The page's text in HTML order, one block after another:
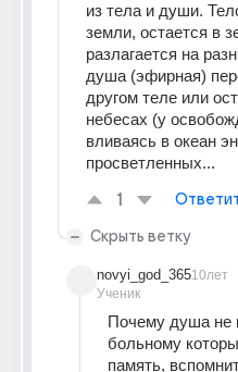
из тела и души.
земли, остается в
разлагается на
душа (эфирная)
другом теле или
небесах (у
вливаясь в океан
просветленных...
1
Скрыть ветку
novyi_god_365
Ученик
10лет
Почему душа не
больному
память,